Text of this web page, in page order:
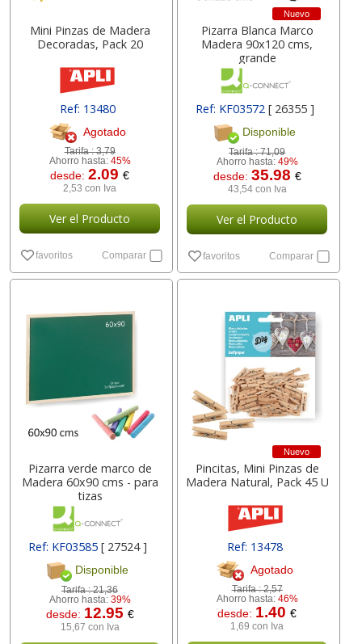
Mini Pinzas de Madera
Decoradas, Pack 20
Ref: 13480
Agotado
Tarifa :3,79
Ahorro hasta: 45%
desde:2.09€
2,53 con Iva
Ver el Producto
favoritos Comparar
Nuevo
Pizarra Blanca Marco
Madera 90x120 cms,
grande
Ref: KF03572 [ 26355 ]
Disponible
Tarifa :71,09
Ahorro hasta: 49%
desde: 35.98 €
43,54 con Iva
Ver el Producto
favoritos Comparar
Pizarra verde marco de
Madera 60x90 cms - para
tizas
Ref: KF03585 [ 27524 ]
Disponible
Tarifa :21,36
Ahorro hasta: 39%
desde: 12.95 €
15,67 con Iva
Nuevo
Pincitas, Mini Pinzas de
Madera Natural, Pack 45 U
Ref: 13478
Agotado
Tarifa :2,57
Ahorro hasta: 46%
desde: 1.40€
1,69 con Iva